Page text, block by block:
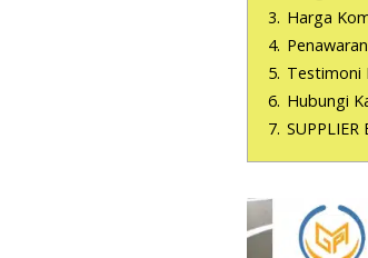
3. Harga
4.
5. Testimoni
6. Hubungi
7.